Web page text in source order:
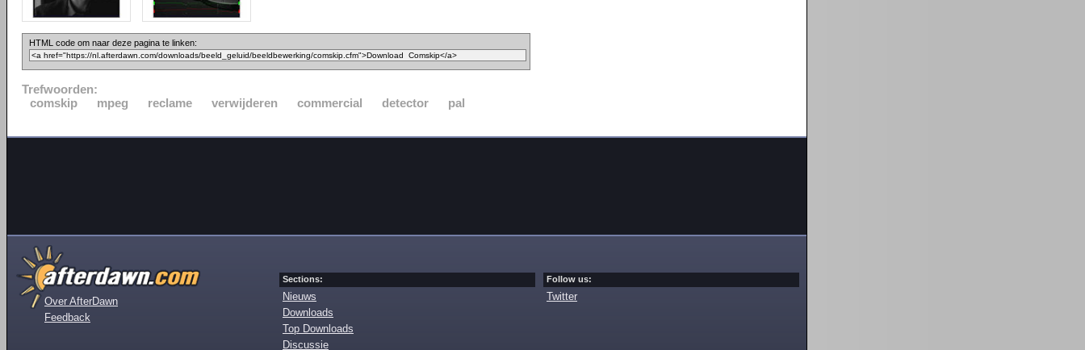
HTML code om naar deze pagina te linken:
Trefwoorden:
comskip
mpeg reclame verwijderen commercial detector pal
Over AfterDawn
Feedback
Sections:
Nieuws
Downloads
Top Downloads
Discussie
Follow us:
Twitter